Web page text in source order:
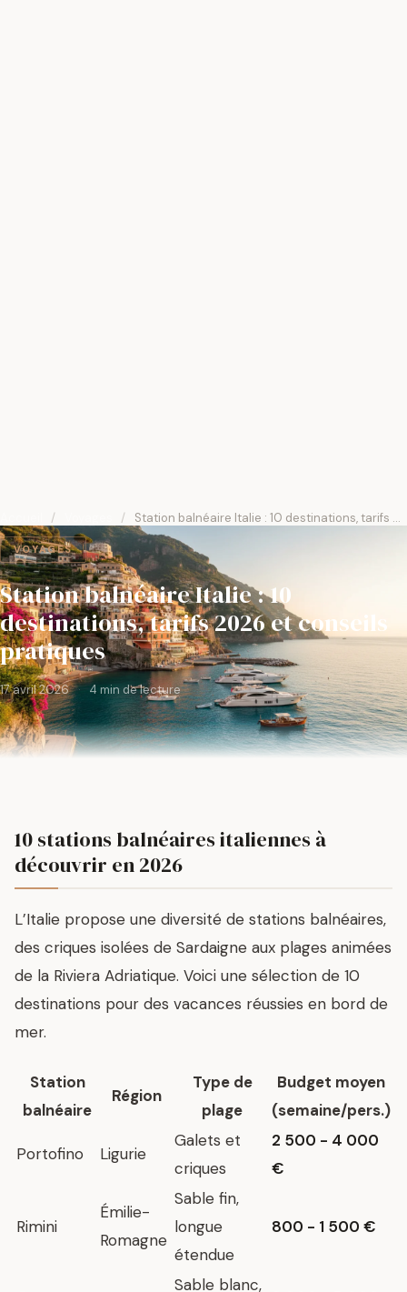
/ / Station balnéaire Italie : 10 destinations, tarifs …
VOYAGES
Station balnéaire Italie : 10
destinations, tarifs 2026 et conseils
pratiques
17 avril 2026 · 4 min de lecture
10 stations balnéaires italiennes à
découvrir en 2026
L’Italie propose une diversité de stations balnéaires,
des criques isolées de Sardaigne aux plages animées
de la Riviera Adriatique. Voici une sélection de 10
destinations pour des vacances réussies en bord de
mer.
Station
balnéaire
Région
Type de
plage
Budget moyen
(semaine/pers.)
Portofino Ligurie
Galets et
criques
2 500 - 4 000
€
Rimini
Émilie-
Romagne
Sable fin,
longue
étendue
800 - 1 500 €
Sable blanc,